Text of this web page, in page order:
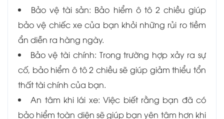
Bảo vệ tài sản: Bảo hiểm ô tô 2 chiều giúp
bảo vệ chiếc xe của bạn khỏi những rủi ro tiềm
ẩn diễn ra hàng ngày.
Bảo vệ tài chính: Trong trường hợp xảy ra sự
cố, bảo hiểm ô tô 2 chiều sẽ giúp giảm thiểu tổn
thất tài chính của bạn.
An tâm khi lái xe: Việc biết rằng bạn đã có
bảo hiểm toàn diện sẽ giúp bạn yên tâm hơn khi